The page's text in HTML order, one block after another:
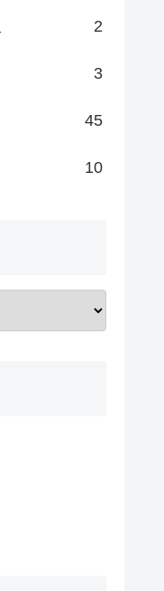
2
3
45
10